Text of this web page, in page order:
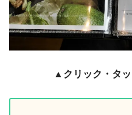
▲クリック・タッ